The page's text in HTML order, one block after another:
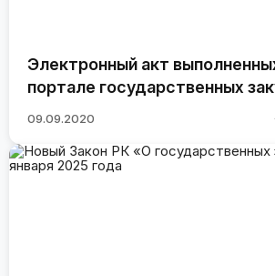
Электронный акт
портале государственных
09.09.2020